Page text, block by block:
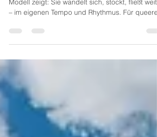
Trauer folgt keinem festen Plan. Das
– im eigenen Tempo und Rhythmus. Für queere
Jeder Weg ist individuell, geprägt von eigenen
wird Trauer zu einem einzigartigen, lebendigen
Prozess mit Raum für Wandlung und
Wachstum.